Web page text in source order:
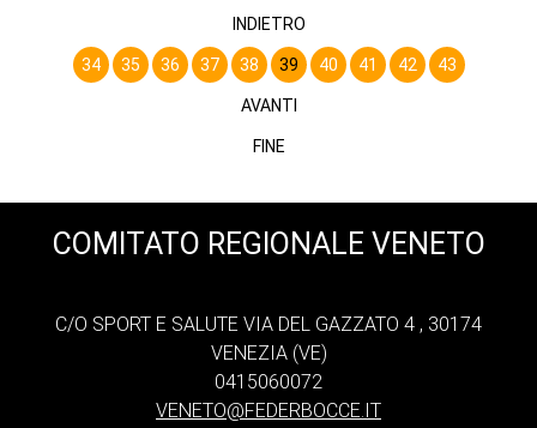
INDIETRO
34 35 36 37 38 39 40 41 42 43
AVANTI
FINE
COMITATO REGIONALE VENETO
C/O SPORT E SALUTE VIA DEL GAZZATO 4 , 30174
VENEZIA (VE)
0415060072
VENETO@FEDERBOCCE.IT